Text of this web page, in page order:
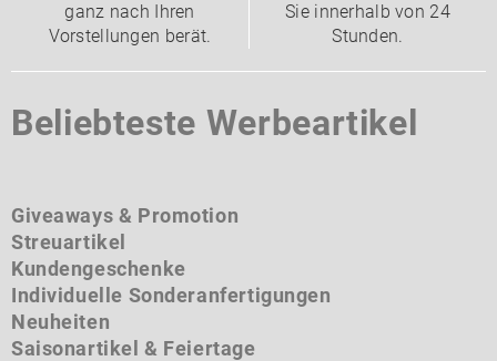
ganz nach Ihren
Vorstellungen berät.
Sie innerhalb von 24
Stunden.
Beliebteste Werbeartikel
Giveaways & Promotion
Streuartikel
Kundengeschenke
Individuelle Sonderanfertigungen
Neuheiten
Saisonartikel & Feiertage